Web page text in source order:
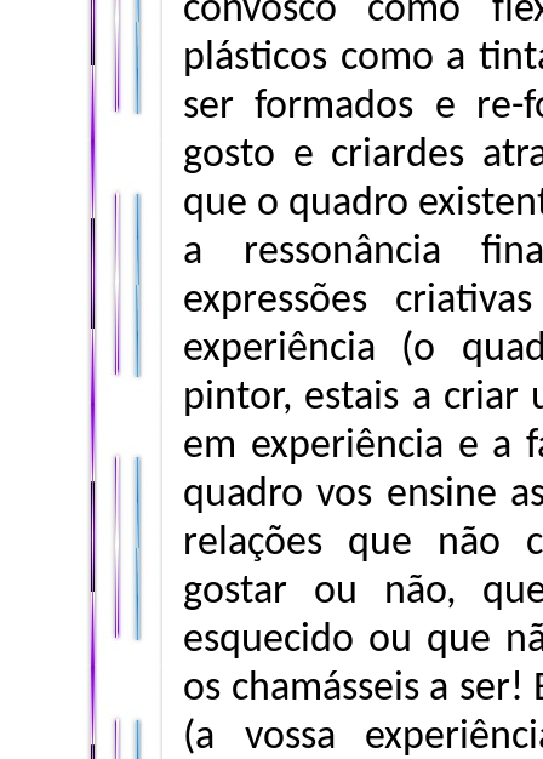
convosco como
plásticos como a
ser formados e re-
gosto e criardes
que o quadro
a ressonância
expressões
experiência (o
pintor, estais a criar
em experiência e a
quadro vos ensine
relações que não
gostar ou não,
esquecido ou que
os chamásseis a
(a vossa